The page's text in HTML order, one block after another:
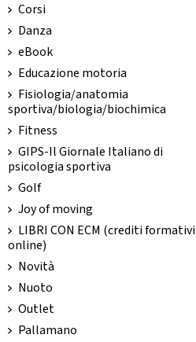
Corsi
Danza
eBook
Educazione motoria
Fisiologia/anatomia
sportiva/biologia/biochimica
Fitness
GIPS-Il Giornale Italiano di
psicologia sportiva
Golf
Joy of moving
LIBRI CON ECM (crediti formativi
online)
Novità
Nuoto
Outlet
Pallamano